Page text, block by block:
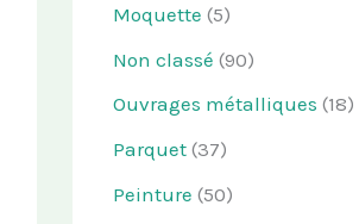
Moquette (5)
Non classé (90)
Ouvrages métalliques (18)
Parquet (37)
Peinture (50)